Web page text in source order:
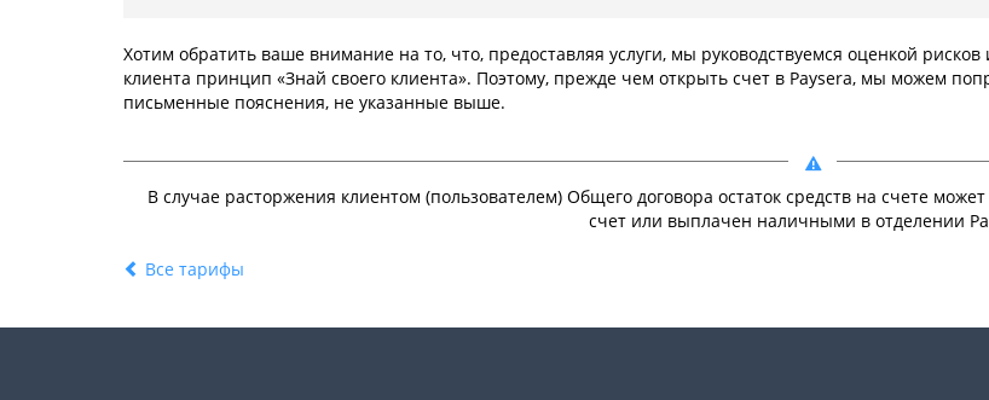
Хотим обратить ваше внимание на то, что, предоставляя услуги, мы руководствуемся оценкой
клиента принцип «Знай своего клиента». Поэтому, прежде чем открыть счет в Paysera, мы можем
письменные пояснения, не указанные выше.
В случае расторжения клиентом (пользователем) Общего договора остаток средств на счете
счет или выплачен наличными в отделении
Все тарифы